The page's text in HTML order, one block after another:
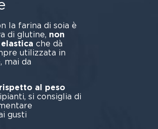
la farina di soia è
di glutine, non
che dà
utilizzata in
mai da
al peso
si consiglia di
gusti